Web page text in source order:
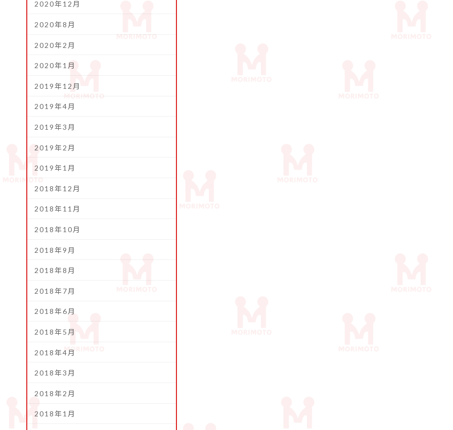
2020年12月
2020年8月
2020年2月
2020年1月
2019年12月
2019年4月
2019年3月
2019年2月
2019年1月
2018年12月
2018年11月
2018年10月
2018年9月
2018年8月
2018年7月
2018年6月
2018年5月
2018年4月
2018年3月
2018年2月
2018年1月